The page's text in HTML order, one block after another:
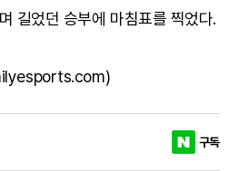
길었던 승부에 마침표를 찍었다.
구독